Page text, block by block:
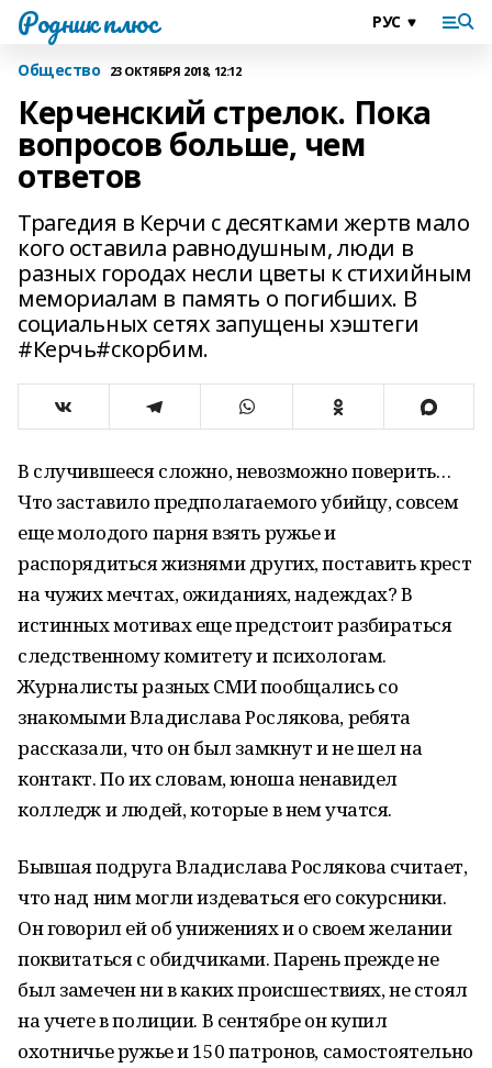
Родник плюс
Общество 23 ОКТЯБРЯ 2018, 12:12
Керченский стрелок. Пока
вопросов больше, чем
ответов
Трагедия в Керчи с десятками жертв мало
кого оставила равнодушным, люди в
разных городах несли цветы к стихийным
мемориалам в память о погибших. В
социальных сетях запущены хэштеги
#Керчь#скорбим.
В случившееся сложно, невозможно поверить…
Что заставило предполагаемого убийцу, совсем
еще молодого парня взять ружье и
распорядиться жизнями других, поставить крест
на чужих мечтах, ожиданиях, надеждах? В
истинных мотивах еще предстоит разбираться
следственному комитету и психологам.
Журналисты разных СМИ пообщались со
знакомыми Владислава Рослякова, ребята
рассказали, что он был замкнут и не шел на
контакт. По их словам, юноша ненавидел
колледж и людей, которые в нем учатся.
Бывшая подруга Владислава Рослякова считает,
что над ним могли издеваться его сокурсники.
Он говорил ей об унижениях и о своем желании
поквитаться с обидчиками. Парень прежде не
был замечен ни в каких происшествиях, не стоял
на учете в полиции. В сентябре он купил
охотничье ружье и 150 патронов, самостоятельно